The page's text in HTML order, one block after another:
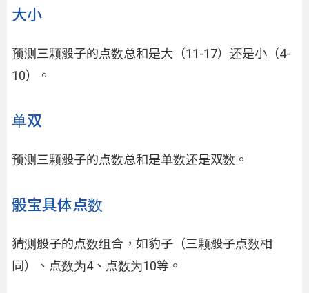
大小
预测三颗骰子的点数总和是大（11-17）还是小（4-
10）。
单双
预测三颗骰子的点数总和是单数还是双数。
骰宝具体点数
猜测骰子的点数组合，如豹子（三颗骰子点数相
同）、点数为4、点数为10等。